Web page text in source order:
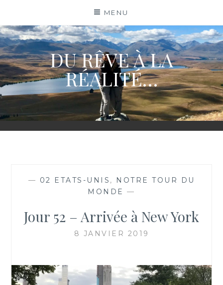
content
MENU
DU RÊVE À LA
RÉALITÉ…
— 02 ETATS-UNIS ,
NOTRE TOUR DU
MONDE —
Jour 52 – Arrivée à New York
8 JANVIER 2019